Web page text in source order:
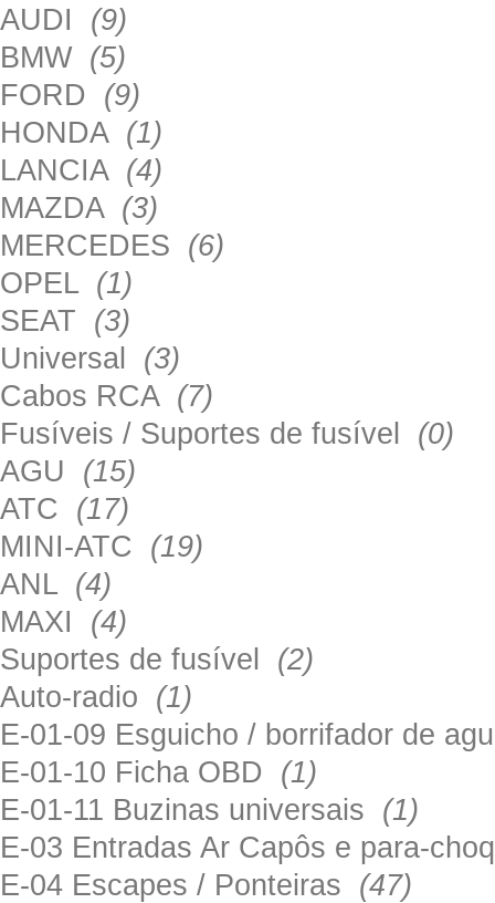
AUDI (9)
BMW (5)
FORD (9)
HONDA (1)
LANCIA (4)
MAZDA (3)
MERCEDES (6)
OPEL (1)
SEAT (3)
Universal (3)
Cabos RCA (7)
Fusíveis / Suportes de fusível (0)
AGU (15)
ATC (17)
MINI-ATC (19)
ANL (4)
MAXI (4)
Suportes de fusível (2)
Auto-radio (1)
E-01-09 Esguicho / borrifador de
E-01-10 Ficha OBD (1)
E-01-11 Buzinas universais (1)
E-03 Entradas Ar Capôs e para-
E-04 Escapes / Ponteiras (47)